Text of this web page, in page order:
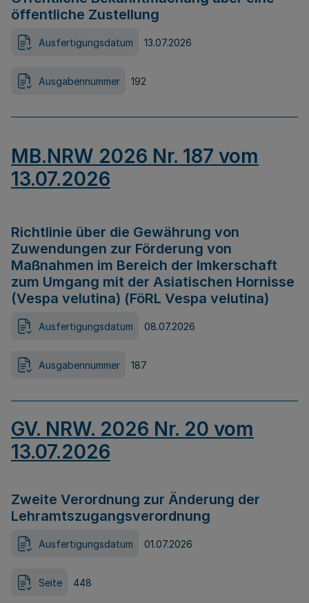
öffentliche Zustellung
Ausfertigungsdatum 13.07.2026
Ausgabennummer 192
MB.NRW 2026 Nr. 187 vom
13.07.2026
Richtlinie über die Gewährung von
Zuwendungen zur Förderung von
Maßnahmen im Bereich der Imkerschaft
zum Umgang mit der Asiatischen Hornisse
(Vespa velutina) (FöRL Vespa velutina)
Ausfertigungsdatum 08.07.2026
Ausgabennummer 187
GV. NRW. 2026 Nr. 20 vom
13.07.2026
Zweite Verordnung zur Änderung der
Lehramtszugangsverordnung
Ausfertigungsdatum 01.07.2026
Seite 448